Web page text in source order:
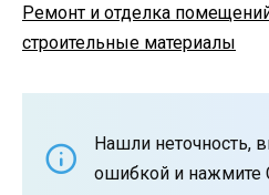
Ремонт и отделка
строительные материалы
Нашли неточность,
ошибкой и нажмите